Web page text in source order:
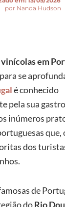
por Nanda Hudson
vinícolas em
se
é conhecido
pela sua
inúmeros
que,
dos
de
doRio